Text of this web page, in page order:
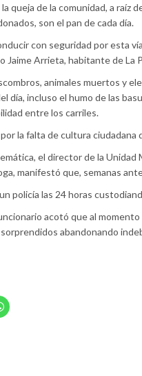
queja de la comunidad, a raíz
son el pan de cada día.
con seguridad por esta
Jaime Arrieta, habitante de La
animales muertos y
día, incluso el humo de las
entre los carriles.
por la falta de cultura
el director de la Unidad
manifestó que, semanas
policía las 24 horas
acotó que al
abandonando